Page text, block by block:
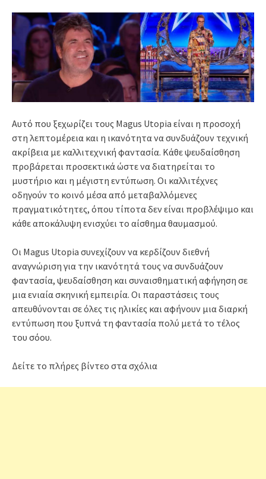
Αυτό που ξεχωρίζει τους Magus Utopia είναι η προσοχή
στη λεπτομέρεια και η ικανότητα να συνδυάζουν τεχνική
ακρίβεια με καλλιτεχνική φαντασία. Κάθε ψευδαίσθηση
προβάρεται προσεκτικά ώστε να διατηρείται το
μυστήριο και η μέγιστη εντύπωση. Οι καλλιτέχνες
οδηγούν το κοινό μέσα από μεταβαλλόμενες
πραγματικότητες, όπου τίποτα δεν είναι προβλέψιμο και
κάθε αποκάλυψη ενισχύει το αίσθημα θαυμασμού.
Οι Magus Utopia συνεχίζουν να κερδίζουν διεθνή
αναγνώριση για την ικανότητά τους να συνδυάζουν
φαντασία, ψευδαίσθηση και συναισθηματική αφήγηση σε
μια ενιαία σκηνική εμπειρία. Οι παραστάσεις τους
απευθύνονται σε όλες τις ηλικίες και αφήνουν μια διαρκή
εντύπωση που ξυπνά τη φαντασία πολύ μετά το τέλος
του σόου.
Δείτε το πλήρες βίντεο στα σχόλια